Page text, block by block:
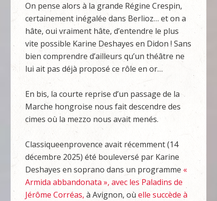
On pense alors à la grande Régine Crespin,
certainement inégalée dans Berlioz… et on a
hâte, oui vraiment hâte, d’entendre le plus
vite possible Karine Deshayes en Didon ! Sans
bien comprendre d’ailleurs qu’un théâtre ne
lui ait pas déjà proposé ce rôle en or…
En bis, la courte reprise d’un passage de la
Marche hongroise nous fait descendre des
cimes où la mezzo nous avait menés.
Classiqueenprovence avait récemment (14
décembre 2025) été bouleversé par Karine
Deshayes en soprano dans un programme «
Armida abbandonata », avec les Paladins de
Jérôme Corréas, à Avignon, oùelle succède à